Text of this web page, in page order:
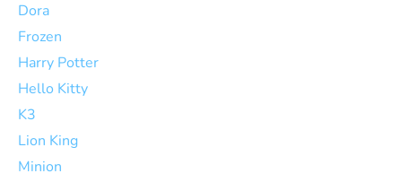
Dora
Frozen
Harry Potter
Hello Kitty
K3
Lion King
Minion